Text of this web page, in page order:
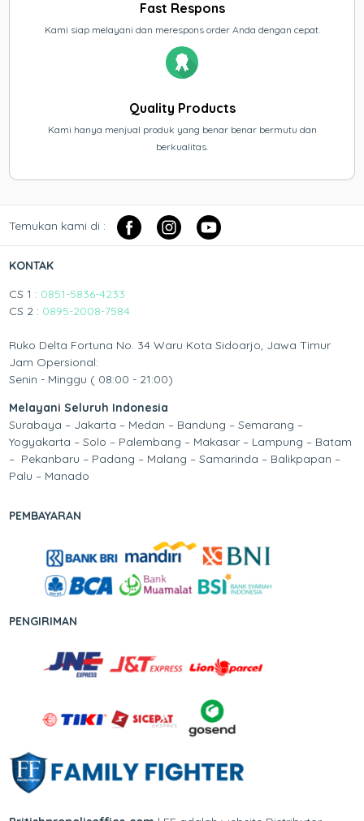
Fast Respons
Kami siap melayani dan merespons order Anda dengan cepat.
Quality Products
Kami hanya menjual produk yang benar benar bermutu dan
berkualitas.
Temukan kami di :
KONTAK
CS 1 : 0851-5836-4233
CS 2 : 0895-2008-7584
Ruko Delta Fortuna No. 34 Waru Kota Sidoarjo, Jawa Timur
Jam Opersional:
Senin - Minggu ( 08:00 - 21:00)
Melayani Seluruh Indonesia
Surabaya – Jakarta – Medan – Bandung – Semarang –
Yogyakarta – Solo – Palembang – Makasar – Lampung – Batam
– Pekanbaru – Padang – Malang – Samarinda – Balikpapan –
Palu – Manado
PEMBAYARAN
PENGIRIMAN